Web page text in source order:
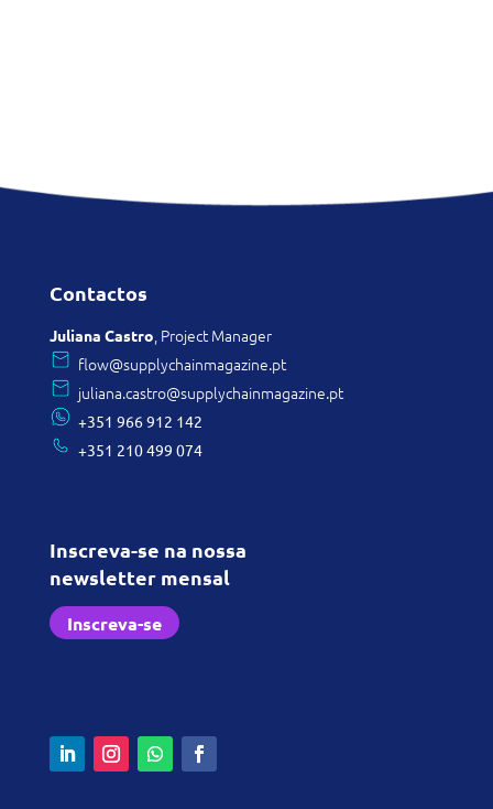
Contactos
Juliana Castro, Project Manager
flow@supplychainmagazine.pt
juliana.castro@supplychainmagazine.pt
+351 966 912 142
+351 210 499 074
Inscreva-se na nossa
newsletter mensal
Inscreva-se